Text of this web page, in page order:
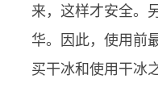
来，这样才安全。
华。因此，使用前
买干冰和使用干冰